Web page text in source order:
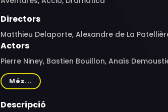
Directors
Matthieu Delaporte, Alexandre de La
Actors
Pierre Niney, Bastien Bouillon, Anaïs
Patrick Mille, Vassili Schneider, Julien De
Stéphane Varupenne, Marie Narbonne,
Joachim Simon, Françoise Gazio, Axel Baille,
Més...
Descripció